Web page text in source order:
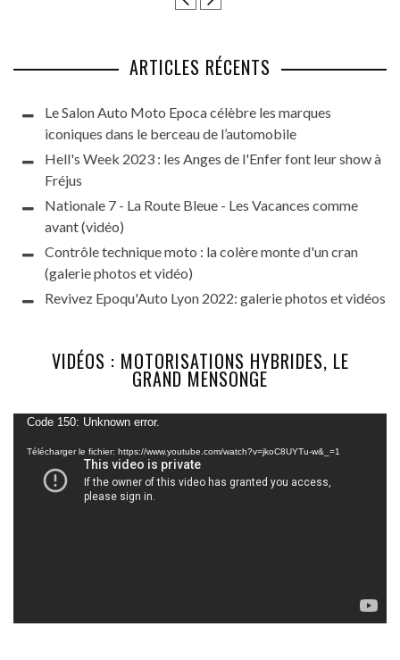
ARTICLES RÉCENTS
Le Salon Auto Moto Epoca célèbre les marques
iconiques dans le berceau de l’automobile
Hell's Week 2023 : les Anges de l'Enfer font leur show à
Fréjus
Nationale 7 - La Route Bleue - Les Vacances comme
avant (vidéo)
Contrôle technique moto : la colère monte d'un cran
(galerie photos et vidéo)
Revivez Epoqu'Auto Lyon 2022: galerie photos et vidéos
VIDÉOS : MOTORISATIONS HYBRIDES, LE
GRAND MENSONGE
Lecteur
vidéo
Code 150: Unknown error.
Télécharger le fichier: https://www.youtube.com/watch?v=jkoC8UYTu-w&_=1